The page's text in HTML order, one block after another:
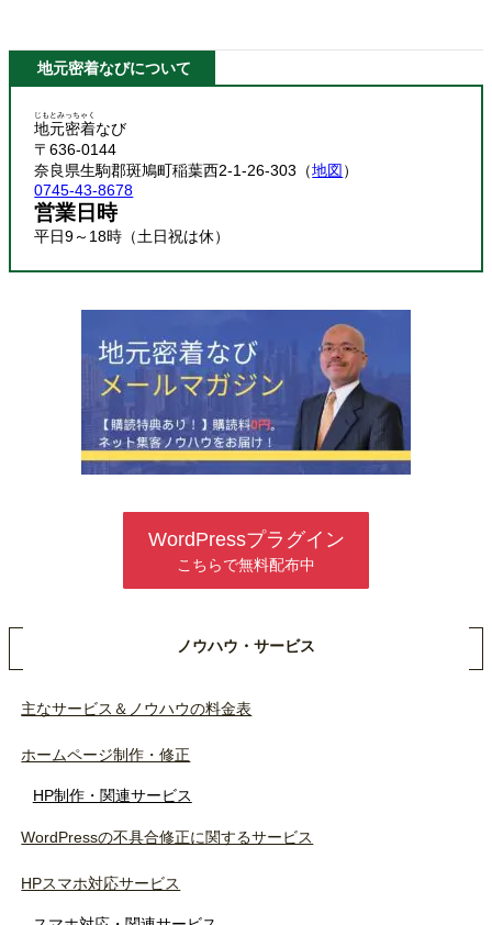
地元密着なびについて
地元密着
じもとみっちゃく
なび
〒636-0144
奈良県生駒郡斑鳩町稲葉西2-1-26-303（地図）
0745-43-8678
営業日時
平日9～18時（土日祝は休）
WordPressプラグイン
こちらで無料配布中
ノウハウ・サービス
主なサービス＆ノウハウの料金表
ホームページ制作・修正
HP制作・関連サービス
WordPressの不具合修正に関するサービス
HPスマホ対応サービス